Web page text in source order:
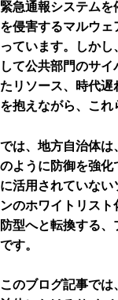
緊急通報システム
を侵害するマルウェ
っています。しか
して公共部門のサ
たリソース、時代
を抱えながら、これ
では、地方自治体は
のように防御を強化
に活用されていない
ンのホワイトリス
防型へと転換する
です。
このブログ記事で